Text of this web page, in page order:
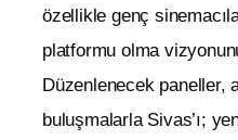
özellikle genç
platformu olma
Düzenlenecek paneller,
buluşmalarla Sivas’ı;